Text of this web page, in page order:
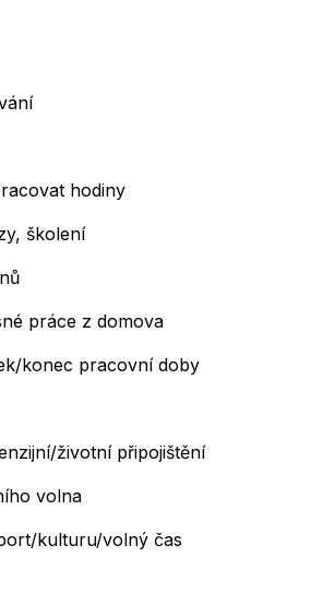
hodiny
školení
práce z domova
konec pracovní doby
životní připojištění
volna
kulturu/volný čas